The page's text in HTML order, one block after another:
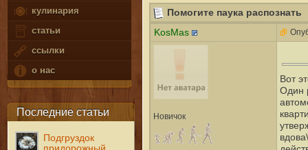
кулинария
статьи
ссылки
о нас
Последние статьи
Подгруздок
Помогите паука распознать
KosMas
Новичок
Вот
Один